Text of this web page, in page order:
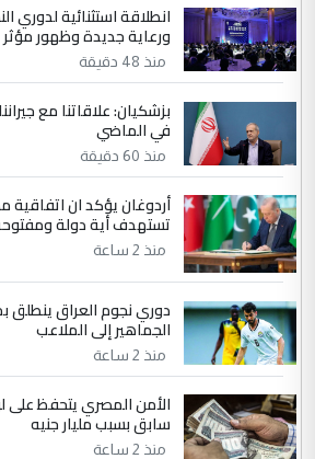
الموضوع :
الجواهري يرد على
مضجعيك يابن الزنا (نص كامل)
سردار
التعليق : واحد من عصابة علي
ابا فرات ...
الموضوع :
الجواهري يرد على
مضجعيك يابن الزنا (نص كامل)
انطلاقة استثنائية لدوري
ورعاية جديدة وظهور
منذ 48 دقيقة
بزشكيان: علاقاتنا مع
في الماضي
منذ 60 دقيقة
أردوغان يؤكد ان اتفاقية
تستهدف أية دولة
منذ 2 ساعة
دوري نجوم العراق ينطلق
الجماهير إلى الملاعب
منذ 2 ساعة
الأمن المصري يتحفظ على
سابق بسبب مليار جنيه
منذ 2 ساعة